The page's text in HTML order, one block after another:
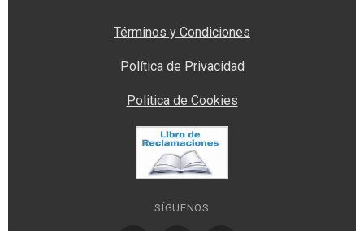
Términos y Condiciones
Política de Privacidad
Politica de Cookies
SÍGUENOS